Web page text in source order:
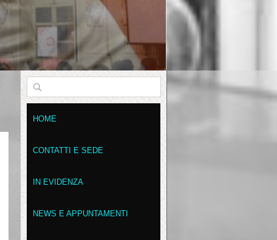
HOME
CONTATTI E SEDE
IN EVIDENZA
NEWS E APPUNTAMENTI